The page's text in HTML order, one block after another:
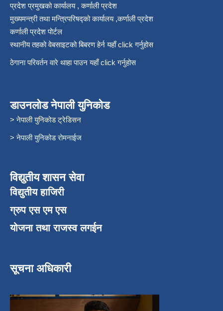
प्रदेश प्रमुखको कार्यालय , कर्णाली प्रदेश
मुख्यमन्त्री तथा मन्त्रिपरिषद्को कार्यालय ,कर्णाली प्रदेश
कर्णाली प्रदेश पोर्टल
स्थानीय तहको वेबसाइटको बिबरण हेर्न यहाँ click गर्नुहोस
ठेगाना परिवर्तन वारे थाहा पाउन यहाँ click गर्नुहोस
डाउनलोड नेपाली युनिकोड
> नेपाली युनिकोड ट्रेडिसन
> नेपाली युनिकोड रोमनाईज
विद्युतीय शासन सेवा
विद्युतीय हाजिरी
ग्रुप एस एम एस
योजना तथा राजस्व लगईन
सूचना अधिकारी